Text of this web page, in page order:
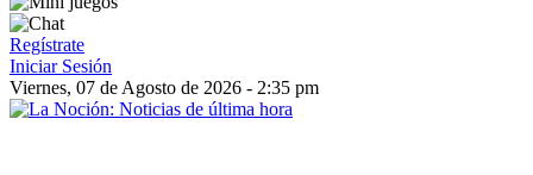
Regístrate
Iniciar Sesión
Viernes, 07 de Agosto de 2026 - 2:35 pm